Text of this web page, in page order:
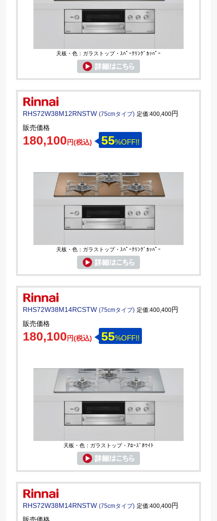
天板・色：ガラストップ・ｽﾊﾟｰｸﾘﾝｸﾞｶｯﾊﾟｰ
RHS72W38M12RNSTW(75cmタイプ) 定価:400,400円
販売価格
180,100 円(税込) 55%OFF!!
天板・色：ガラストップ・ｽﾊﾟｰｸﾘﾝｸﾞｶｯﾊﾟｰ
RHS72W38M14RCSTW(75cmタイプ) 定価:400,400円
販売価格
180,100 円(税込) 55%OFF!!
天板・色：ガラストップ・ｱﾛｰｽﾞﾎﾜｲﾄ
RHS72W38M14RNSTW(75cmタイプ) 定価:400,400円
販売価格